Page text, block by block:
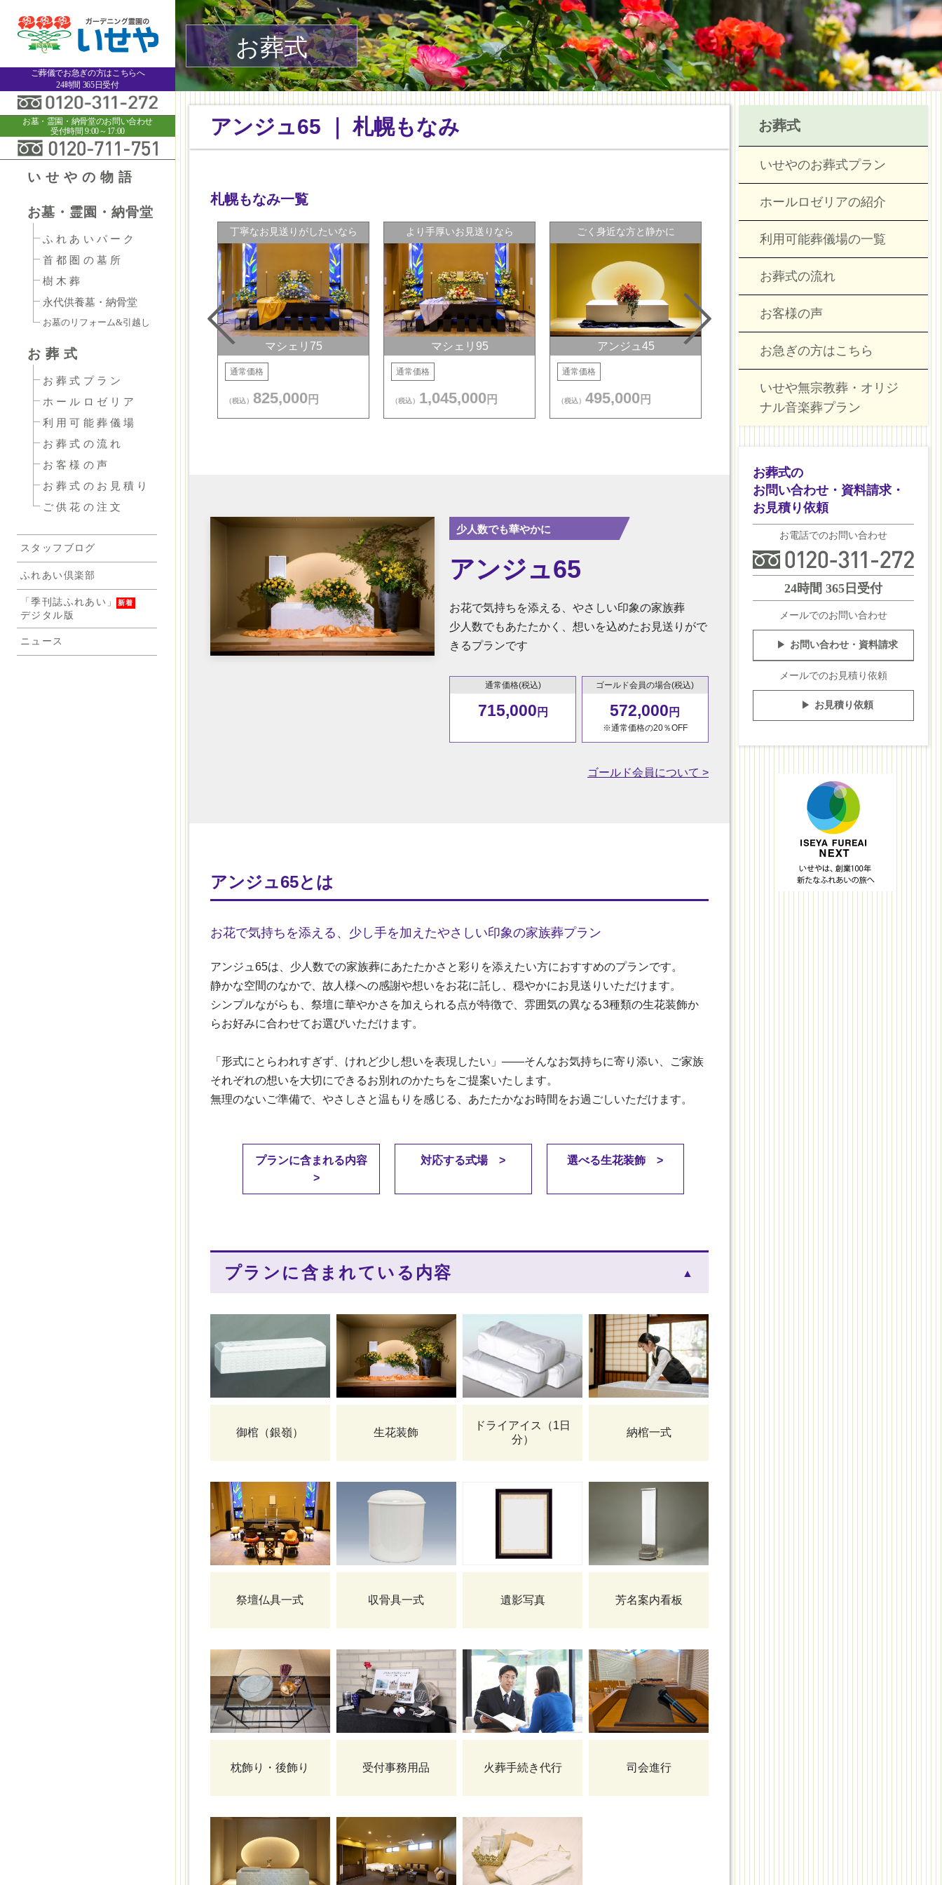
ご葬儀でお急ぎの方はこちらへ
24時間 365日受付
お墓・霊園・納骨堂のお問い合わせ
受付時間 9:00～17:00
いせやの物語
お墓・霊園・納骨堂
ふれあいパーク
首都圏の墓所
樹木葬
永代供養墓・納骨堂
お墓のリフォーム&引越し
お葬式
お葬式プラン
ホールロゼリア
利用可能葬儀場
お葬式の流れ
お客様の声
お葬式のお見積り
ご供花の注文
スタッフブログ
ふれあい倶楽部
「季刊誌ふれあい」
デジタル版
ニュース
お葬式
アンジュ65 ｜ 札幌もなみ
札幌もなみ一覧
（税込）605,000
丁寧なお見送りがしたいなら
マシェリ75
通常価格
（税込） 825,000円
より手厚いお見送りなら
マシェリ95
通常価格
（税込） 1,045,000円
ごく身近な方と静かに
アンジュ45
通常価格
（税込） 495,000円
少人数でも華やかに
アンジュ65
通常価格
715,000円
通常価格
少人数でも華やかに
アンジュ65
お花で気持ちを添える、やさしい印象の家族葬
少人数でもあたたかく、想いを込めたお見送りがで
きるプランです
通常価格(税込)
715,000 円
ゴールド会員の場合(税込)
572,000 円
※通常価格の20％OFF
ゴールド会員について >
アンジュ65とは
お花で気持ちを添える、少し手を加えたやさしい印象の家族葬プラン
アンジュ65は、少人数での家族葬にあたたかさと彩りを添えたい方におすすめのプランです。
静かな空間のなかで、故人様への感謝や想いをお花に託し、穏やかにお見送りいただけます。
シンプルながらも、祭壇に華やかさを加えられる点が特徴で、雰囲気の異なる3種類の生花装飾か
らお好みに合わせてお選びいただけます。
「形式にとらわれすぎず、けれど少し想いを表現したい」――そんなお気持ちに寄り添い、ご家族
それぞれの想いを大切にできるお別れのかたちをご提案いたします。
無理のないご準備で、やさしさと温もりを感じる、あたたかなお時間をお過ごしいただけます。
プランに含まれる内容 対応する式場 選べる生花装飾
プランに含まれている内容 ▲
御棺（銀嶺） 生花装飾
ドライアイス（1日
分）
納棺一式
祭壇仏具一式 収骨具一式 遺影写真 芳名案内看板
枕飾り・後飾り 受付事務用品 火葬手続き代行 司会進行
お葬式
いせやのお葬式プラン
ホールロゼリアの紹介
利用可能葬儀場の一覧
お葬式の流れ
お客様の声
お急ぎの方はこちら
いせや無宗教葬・オリジ
ナル音楽葬プラン
お葬式の
お問い合わせ・資料請求・
お見積り依頼
お電話でのお問い合わせ
24時間 365日受付
メールでのお問い合わせ
お問い合わせ・資料請求
メールでのお見積り依頼
お見積り依頼